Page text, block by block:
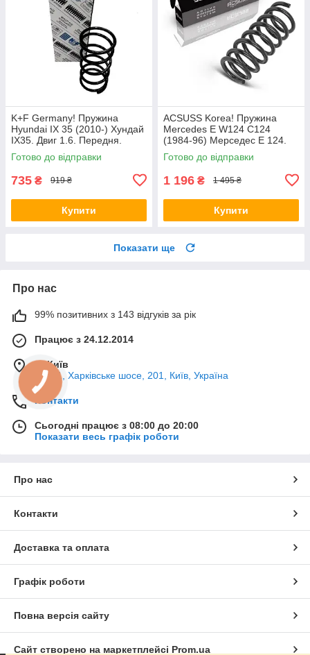
K+F Germany! Пружина
Hyundai IX 35 (2010-) Хундай
IX35. Двиг 1.6. Передня.
4037261 , RA3461 , 998967.
К+Ф Німеччина
Готово до відправки
735 ₴ 919 ₴
Купити
ACSUSS Korea! Пружина
Mercedes E W124 C124
(1984-96) Мерседес Е 124.
Задня. 4256803 , RD5084 ,
996072. Аксусс Корея
Готово до відправки
1 196 ₴ 1 495 ₴
Купити
Показати ще
Про нас
99% позитивних з 143 відгуків за рік
Працює з 24.12.2014
м. Київ
02121, Харківське шосе, 201, Київ, Україна
Контакти
Сьогодні працює з 08:00 до 20:00
Показати весь графік роботи
Про нас
Контакти
Доставка та оплата
Графік роботи
Повна версія сайту
Сайт створено на маркетплейсі Prom.ua